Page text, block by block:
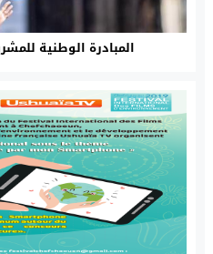
المبادرة الوطنية